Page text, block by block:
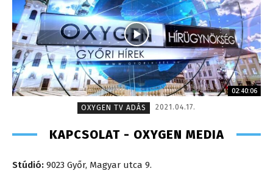
02:40:06
OXYGEN TV ADÁS
2021.04.17.
KAPCSOLAT - OXYGEN MEDIA
Stúdió: 9023 Győr, Magyar utca 9.